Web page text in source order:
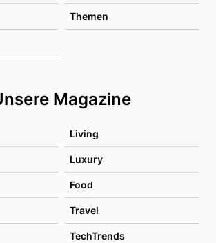
Themen
Magazine
Living
Luxury
Food
Travel
TechTrends